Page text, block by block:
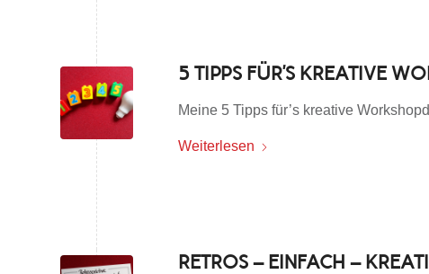
5 TIPPS FÜR’S KREATIVE
Meine 5 Tipps für’s kreative
Weiterlesen
RETROS – EINFACH –